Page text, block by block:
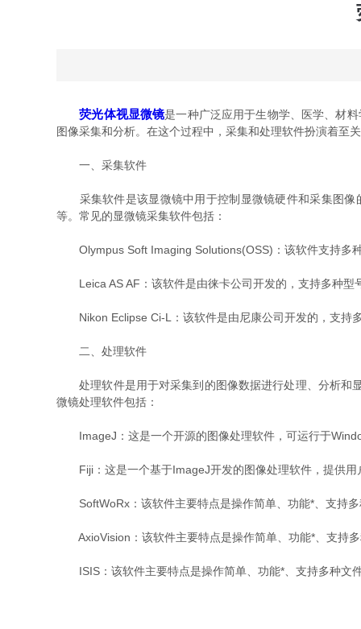
荧光体视显微镜是一种广泛应用于生物学、医学、材
图像采集和分析。在这个过程中，采集和处理软件扮演着至
一、采集软件
采集软件是该显微镜中用于控制显微镜硬件和采集图像
等。常见的显微镜采集软件包括：
Olympus Soft Imaging Solutions(OSS)：该软件支持多种
Leica AS AF：该软件是由徕卡公司开发的，支持多种型
Nikon Eclipse Ci-L：该软件是由尼康公司开发的，支持
二、处理软件
处理软件是用于对采集到的图像数据进行处理、分析和
微镜处理软件包括：
ImageJ：这是一个开源的图像处理软件，可运行于
Fiji：这是一个基于ImageJ开发的图像处理软件，提供用
SoftWoRx：该软件主要特点是操作简单、功能*、支持多
AxioVision：该软件主要特点是操作简单、功能*、支持
ISIS：该软件主要特点是操作简单、功能*、支持多种文